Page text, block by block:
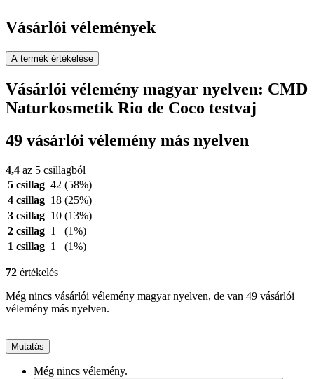
Vásárlói vélemények
A termék értékelése
Vásárlói vélemény magyar nyelven: CMD
Naturkosmetik Rio de Coco testvaj
49 vásárlói vélemény más nyelven
4,4 az 5 csillagból
5 csillag 42 (58%)
4 csillag 18 (25%)
3 csillag 10 (13%)
2 csillag 1
(1%)
1 csillag 1 (1%)
72 értékelés
Még nincs vásárlói vélemény magyar nyelven, de van 49 vásárlói
vélemény más nyelven.
Mutatás
Még nincs vélemény.